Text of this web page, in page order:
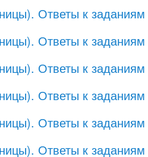
Ответы к заданиям
Ответы к заданиям
Ответы к заданиям
Ответы к заданиям
Ответы к заданиям
Ответы к заданиям